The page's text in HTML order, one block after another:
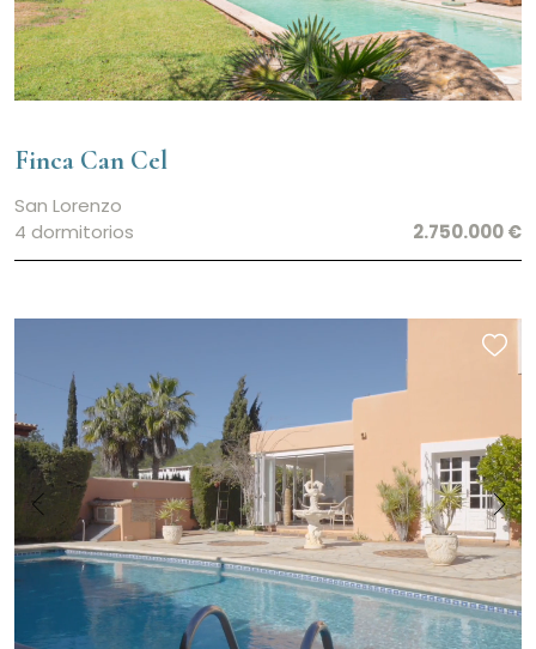
Finca Can Cel
San Lorenzo
4 dormitorios
2.750.000 €